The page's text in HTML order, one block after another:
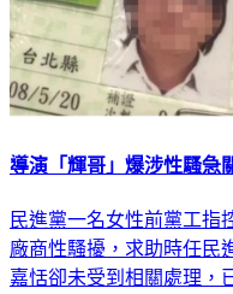
導演「輝哥」爆涉性騷
民進黨一名女性前黨工指
廠商性騷擾，求助時任民
嘉恬卻未受到相關處理，